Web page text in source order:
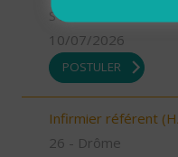
STAGE
10/07/2026
POSTULER
Infirmier référent
26 - Drôme